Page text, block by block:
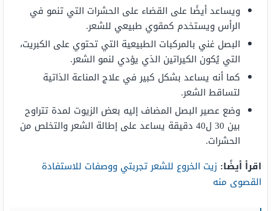
ويساعد أيضًا على القضاء على الحشرات التي تنمو في
الرأس ويستخدم كمقوي طبيعي للشعر.
البصل غني بالمركبات الطبيعية التي تحتوي على الكبريت،
التي يُكون الكيراتين الذي يؤدي لنمو الشعر.
كما أنه يساعد بشكل كبير في علاج المناعة الذاتية
لتساقط الشعر.
وضع عصير البصل المضاف إليه بعض الزيوت لمدة تتراوح
بين 30 ل40 دقيقة يساعد على إطالة الشعر والتخلص من
الحشرات.
اقرأ أيضًا: زيت الخروع للشعر تجربتي ووصفات للاستفادة
القصوى منه